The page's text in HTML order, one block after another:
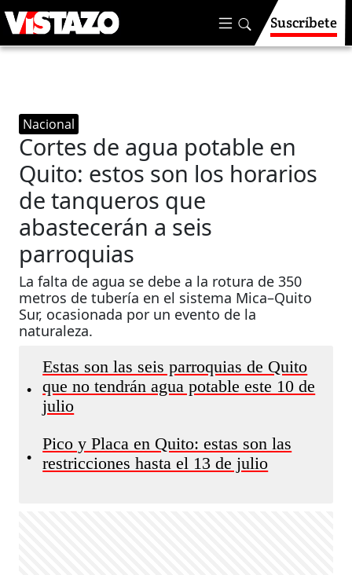
Suscríbete
Nacional
Cortes de agua potable en
Quito: estos son los horarios
de tanqueros que
abastecerán a seis
parroquias
La falta de agua se debe a la rotura de 350
metros de tubería en el sistema Mica–Quito
Sur, ocasionada por un evento de la
naturaleza.
•
Estas son las seis parroquias de Quito
que no tendrán agua potable este 10 de
julio
•
Pico y Placa en Quito: estas son las
restricciones hasta el 13 de julio